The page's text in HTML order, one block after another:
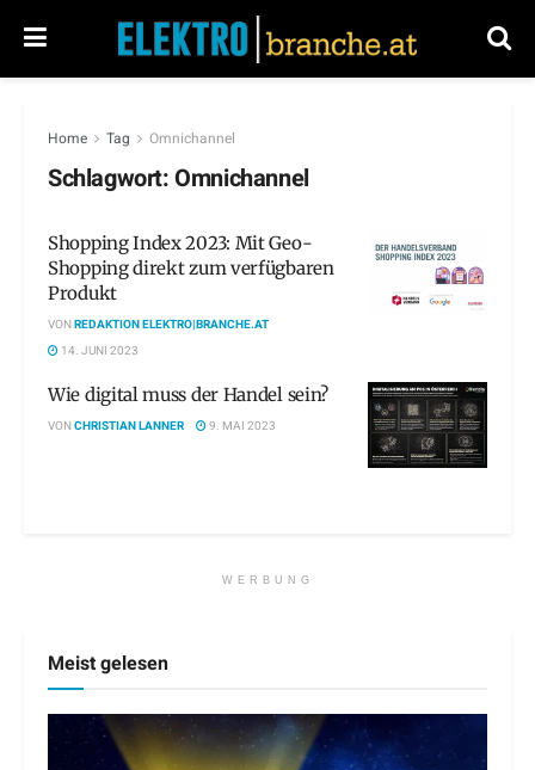
Home Tag Omnichannel
Schlagwort:Omnichannel
Shopping Index 2023: Mit Geo-
Shopping direkt zum verfügbaren
Produkt
VONREDAKTION ELEKTRO|BRANCHE.AT
14. JUNI 2023
Wie digital muss der Handel sein?
VONCHRISTIAN LANNER 9. MAI 2023
WERBUNG
Meist gelesen